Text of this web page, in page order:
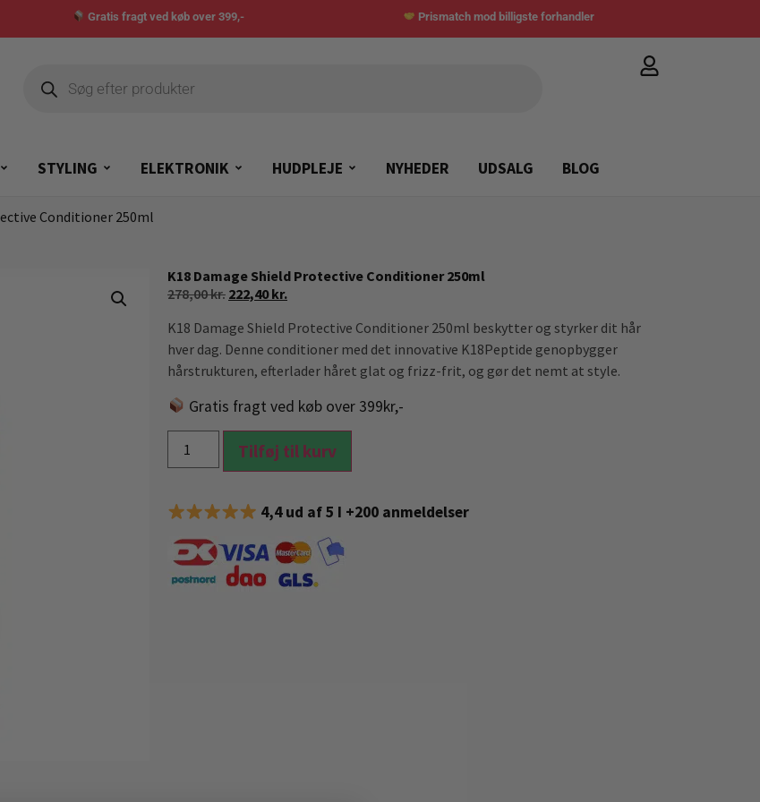
Gratis fragt ved køb over 399,- Prismatch mod billigste forhandler
STYLING ELEKTRONIK HUDPLEJE NYHEDER UDSALG BLOG
Conditioner 250ml
K18 Damage Shield Protective Conditioner 250ml
278,00kr. 222,40kr.
K18 Damage Shield Protective Conditioner 250ml beskytter og styrker dit hår
hver dag. Denne conditioner med det innovative K18Peptide genopbygger
hårstrukturen, efterlader håret glat og frizz-frit, og gør det nemt at style.
Gratis fragt ved køb over 399kr,-
Tilføj til kurv
4,4 ud af 5 I +200 anmeldelser